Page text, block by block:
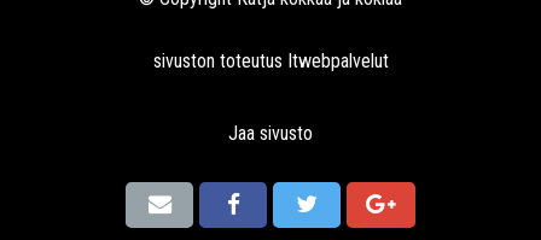
sivuston toteutus Itwebpalvelut
Jaa sivusto